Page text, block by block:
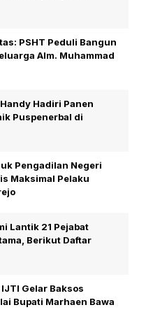
PSHT Peduli Bangun
Alm. Muhammad
Hadiri Panen
Puspenerbal di
Pengadilan Negeri
Maksimal Pelaku
Lantik 21 Pejabat
Berikut Daftar
Gelar Baksos
Bupati Marhaen Bawa